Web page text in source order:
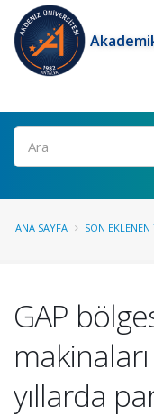
Ara
ANA SAYFA SON
GAP
yıllarda